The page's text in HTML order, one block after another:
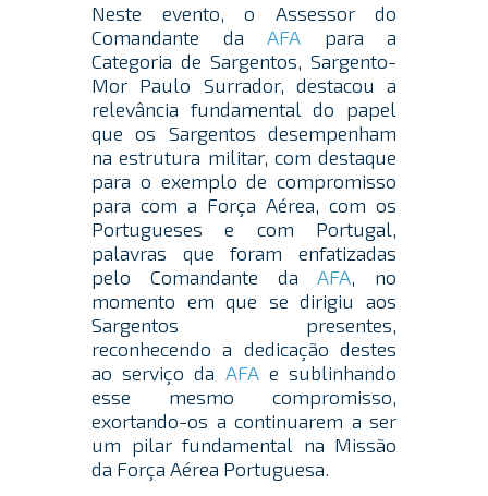
Neste evento, o Assessor do
Comandante da AFA para a
Categoria de Sargentos, Sargento-
Mor Paulo Surrador, destacou a
relevância fundamental do papel
que os Sargentos desempenham
na estrutura militar, com destaque
para o exemplo de compromisso
para com a Força Aérea, com os
Portugueses e com Portugal,
palavras que foram enfatizadas
pelo Comandante daAFA, no
momento em que se dirigiu aos
Sargentos presentes,
reconhecendo a dedicação destes
ao serviço da AFAe sublinhando
esse mesmo compromisso,
exortando-os a continuarem a ser
um pilar fundamental na Missão
da Força Aérea Portuguesa.